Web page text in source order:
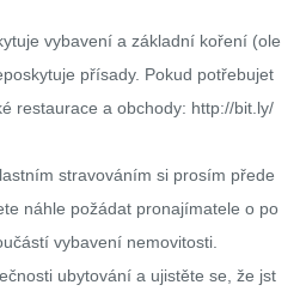
vybavení a základní koření (ole
přísady. Pokud potřebujet
restaurace a obchody: http://bit.ly/
stravováním si prosím přede
náhle požádat pronajímatele o po
vybavení nemovitosti.
ubytování a ujistěte se, že jst